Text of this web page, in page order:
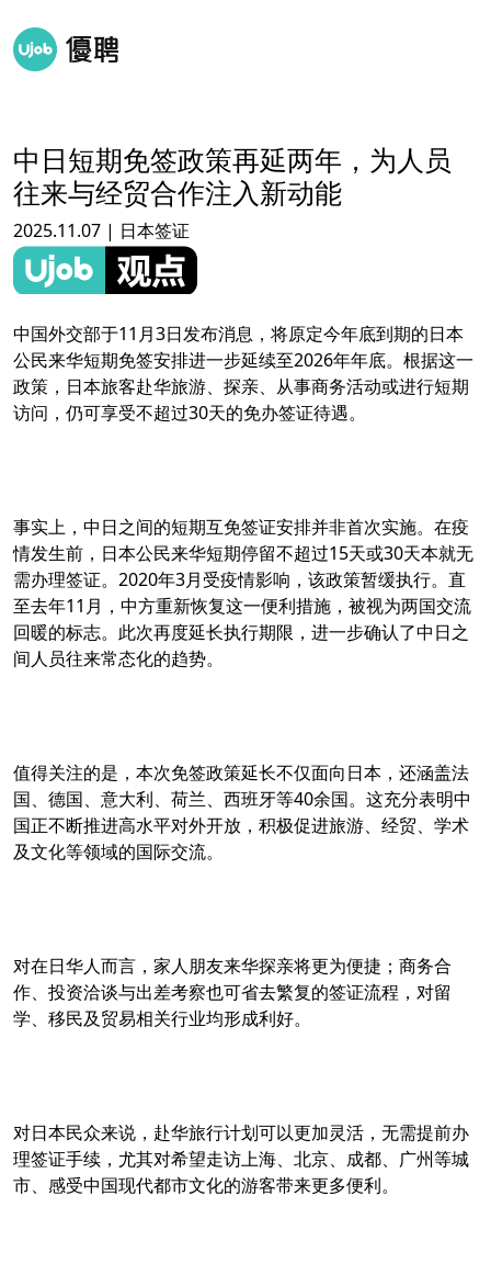
中日短期免签政策再延两年，为人员
往来与经贸合作注入新动能
2025.11.07 | 日本签证
中国外交部于11月3日发布消息，将原定今年底到期的日本
公民来华短期免签安排进一步延续至2026年年底。根据这一
政策，日本旅客赴华旅游、探亲、从事商务活动或进行短期
访问，仍可享受不超过30天的免办签证待遇。
事实上，中日之间的短期互免签证安排并非首次实施。在疫
情发生前，日本公民来华短期停留不超过15天或30天本就无
需办理签证。2020年3月受疫情影响，该政策暂缓执行。直
至去年11月，中方重新恢复这一便利措施，被视为两国交流
回暖的标志。此次再度延长执行期限，进一步确认了中日之
间人员往来常态化的趋势。
值得关注的是，本次免签政策延长不仅面向日本，还涵盖法
国、德国、意大利、荷兰、西班牙等40余国。这充分表明中
国正不断推进高水平对外开放，积极促进旅游、经贸、学术
及文化等领域的国际交流。
对在日华人而言，家人朋友来华探亲将更为便捷；商务合
作、投资洽谈与出差考察也可省去繁复的签证流程，对留
学、移民及贸易相关行业均形成利好。
对日本民众来说，赴华旅行计划可以更加灵活，无需提前办
理签证手续，尤其对希望走访上海、北京、成都、广州等城
市、感受中国现代都市文化的游客带来更多便利。